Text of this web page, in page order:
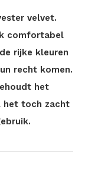
velvet.
comfortabel
rijke kleuren
recht komen.
het
het toch zacht